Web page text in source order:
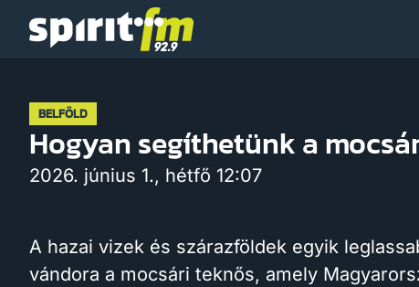
BELFÖLD
Hogyan segíthetünk a
2026. június 1., hétfő 12:07
A hazai vizek és szárazföldek egyik
vándora a mocsári teknős, amely